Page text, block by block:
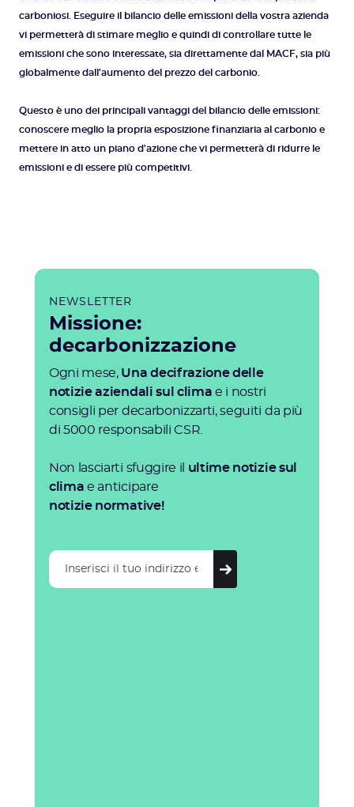
carboniosi. Eseguire il bilancio delle emissioni della vostra azienda
vi permetterà di stimare meglio e quindi di controllare tutte le
emissioni che sono interessate, sia direttamente dal MACF, sia più
globalmente dall'aumento del prezzo del carbonio.
Questo è uno dei principali vantaggi del bilancio delle emissioni:
conoscere meglio la propria esposizione finanziaria al carbonio e
mettere in atto un piano d'azione che vi permetterà di ridurre le
emissioni e di essere più competitivi.
NEWSLETTER
Missione:
decarbonizzazione
Ogni mese, Una decifrazione delle
notizie aziendali sul clima e i nostri
consigli per decarbonizzarti, seguiti da più
di 5000 responsabili CSR.
Non lasciarti sfuggire il ultime notizie sul
clima e anticipare
notizie normative!